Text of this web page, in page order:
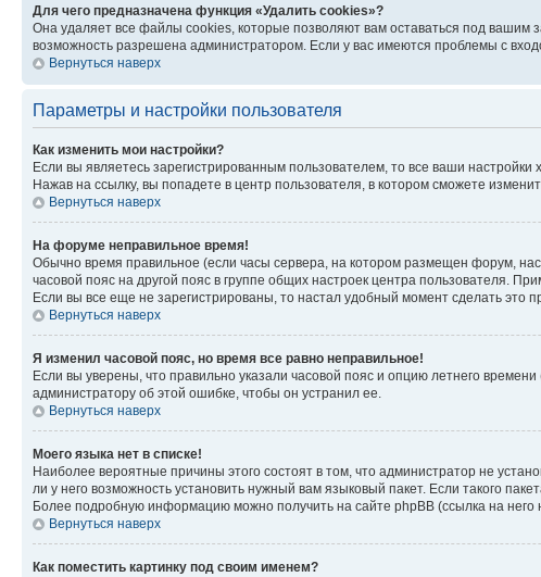
Для чего предназначена функция «Удалить cookies»?
Она удаляет все файлы cookies, которые позволяют вам оставаться под вашим
возможность разрешена администратором. Если у вас имеются проблемы с
Вернуться наверх
Параметры и настройки пользователя
Как изменить мои настройки?
Если вы являетесь зарегистрированным пользователем, то все ваши
Нажав на ссылку, вы попадете в центр пользователя, в котором сможете
Вернуться наверх
На форуме неправильное время!
Обычно время правильное (если часы сервера, на котором размещен форум,
часовой пояс на другой пояс в группе общих настроек центра пользователя.
Если вы все еще не зарегистрированы, то настал удобный момент сделать это
Вернуться наверх
Я изменил часовой пояс, но время все равно неправильное!
Если вы уверены, что правильно указали часовой пояс и опцию летнего времени
администратору об этой ошибке, чтобы он устранил ее.
Вернуться наверх
Моего языка нет в списке!
Наиболее вероятные причины этого состоят в том, что администратор не
ли у него возможность установить нужный вам языковый пакет. Если такого
Более подробную информацию можно получить на сайте phpBB (ссылка на него
Вернуться наверх
Как поместить картинку под своим именем?